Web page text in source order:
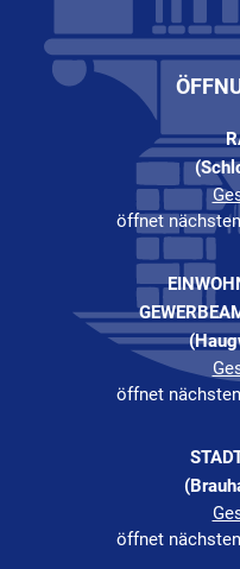
Klicken, um weitere
öffnet
Klicken, um weitere
öffnet
Klicken, um weitere
öffnet